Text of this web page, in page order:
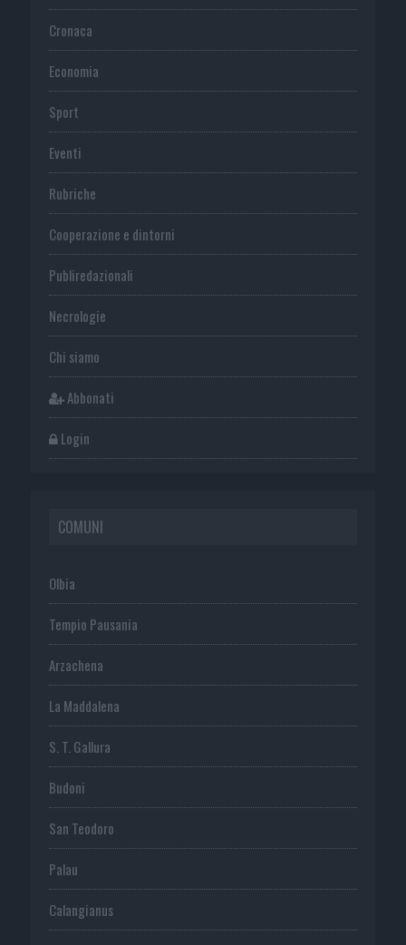
Cronaca
Economia
Sport
Eventi
Rubriche
Cooperazione e dintorni
Publiredazionali
Necrologie
Chi siamo
Abbonati
Login
COMUNI
Olbia
Tempio Pausania
Arzachena
La Maddalena
S. T. Gallura
Budoni
San Teodoro
Palau
Calangianus